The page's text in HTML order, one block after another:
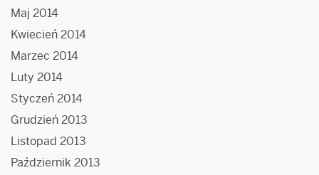
Maj 2014
Kwiecień 2014
Marzec 2014
Luty 2014
Styczeń 2014
Grudzień 2013
Listopad 2013
Październik 2013